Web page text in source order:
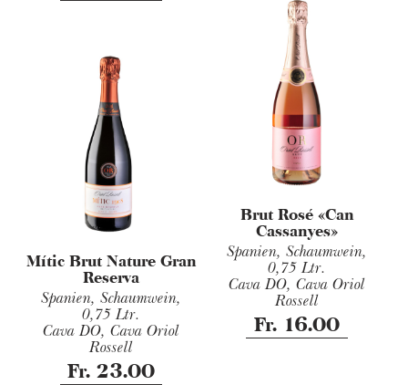
Brut Rosé «Can
Cassanyes»
Spanien, Schaumwein,
0,75 Ltr.
Cava DO, Cava Oriol
Rossell
Fr. 16.00
Mític Brut Nature Gran
Reserva
Spanien, Schaumwein,
0,75 Ltr.
Cava DO, Cava Oriol
Rossell
Fr. 23.00